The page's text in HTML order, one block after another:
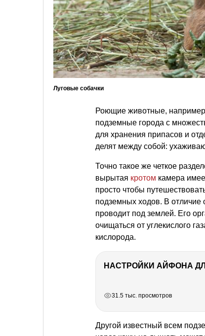
Луговые собачки
Роющие животные, например
подземные города с
для хранения припасов и
делят между собой:
Точно такое же четкое
вырытая кротом камера
просто чтобы
подземных ходов. В отличие
проводит под землей. Его
очищаться от углекислого
кислорода.
НАСТРОЙКИ АЙФОНА
31.5 тыс. просмотров
Другой известный всем